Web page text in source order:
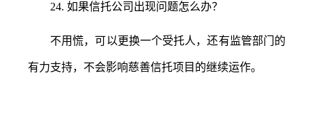
24. 如果信托公司出现问题怎么办？
不用慌，可以更换一个受托人，还有监管部门的
有力支持，不会影响慈善信托项目的继续运作。